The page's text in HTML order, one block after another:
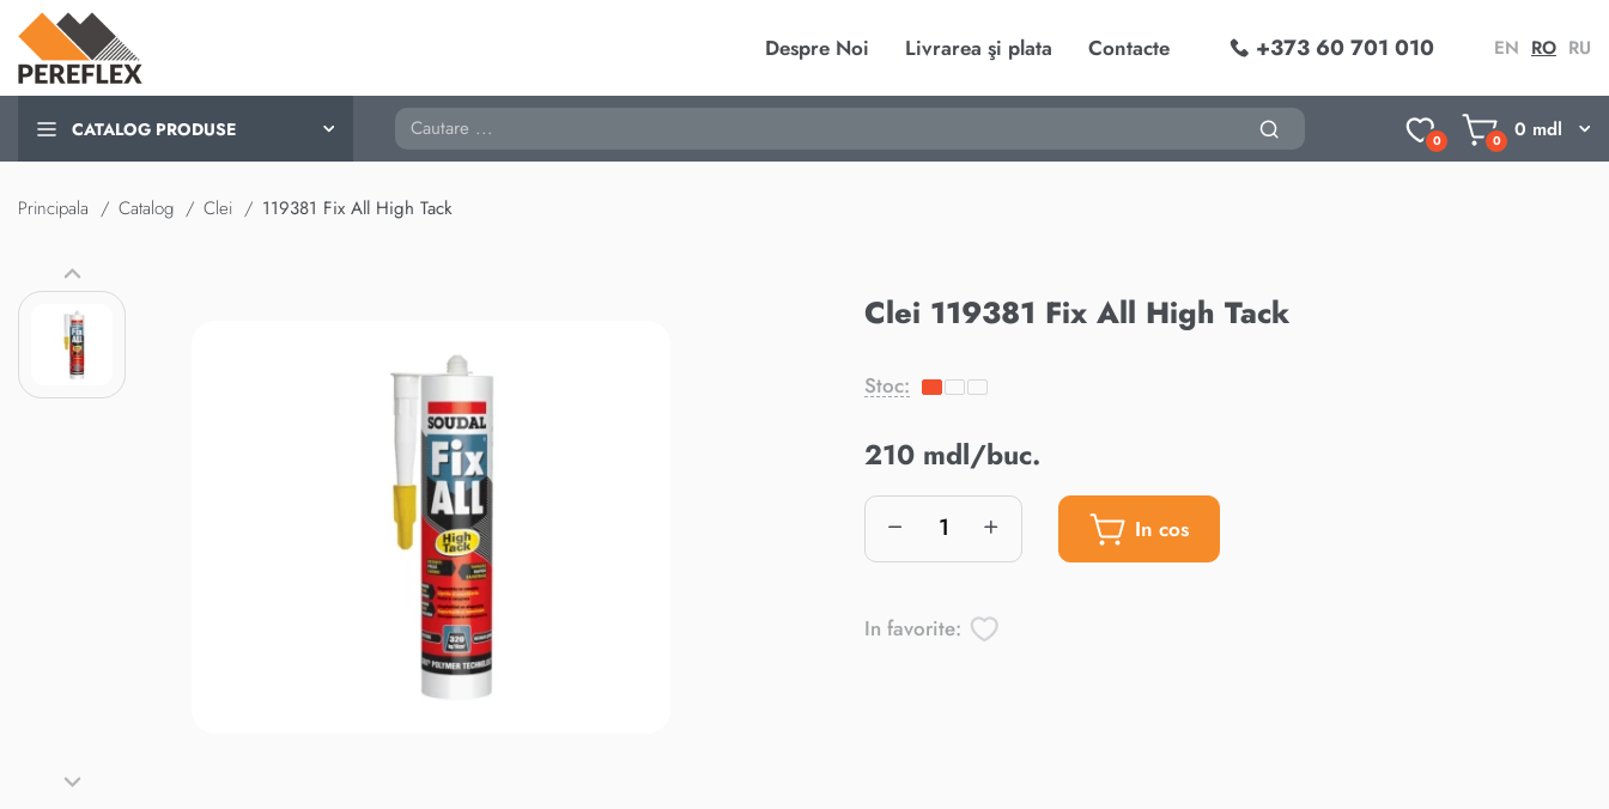
Despre Noi Livrarea şi plata Contacte +373 60 701 010 EN RO RU
CATALOG PRODUSE Cautare
0 0 0 mdl
Principala Catalog Clei 119381 Fix All High Tack
Clei 119381 Fix All High Tack
Stoc:
210 mdl/buc.
In cos
In favorite: